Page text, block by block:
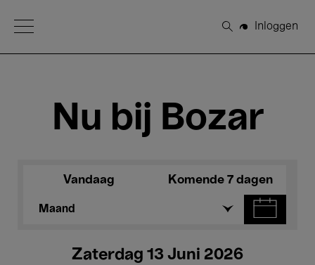
Open Menu
Zoeken
Inloggen
Nu bij Bozar
Vandaag Komende 7 dagen
Maand
Zaterdag 13 Juni 2026